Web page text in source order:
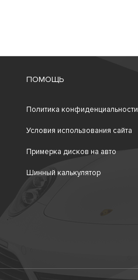
ПОМОЩЬ
Политика конфиденциальности
Условия использования сайта
Примерка дисков на авто
Шинный калькулятор